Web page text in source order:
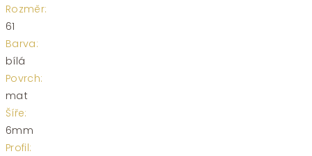
Rozměr:
61
Barva:
bílá
Povrch:
mat
Šíře:
6mm
Profil: